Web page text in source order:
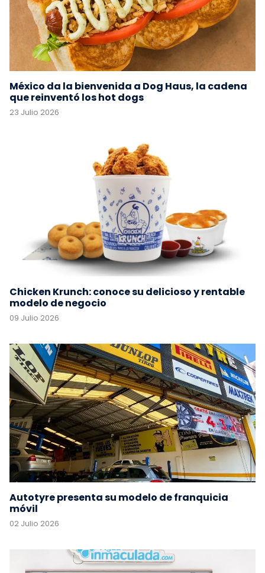
México da la bienvenida a Dog Haus, la cadena
que reinventó los hot dogs
23 Julio 2026
Chicken Krunch: conoce su delicioso y rentable
modelo de negocio
09 Julio 2026
Autotyre presenta su modelo de franquicia
móvil
02 Julio 2026